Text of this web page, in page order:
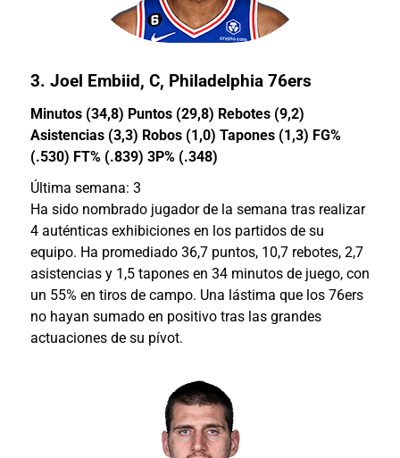
3. Joel Embiid, C, Philadelphia 76ers
Minutos (34,8) Puntos (29,8) Rebotes (9,2)
Asistencias (3,3) Robos (1,0) Tapones (1,3) FG%
(.530) FT% (.839) 3P% (.348)
Última semana: 3
Ha sido nombrado jugador de la semana tras realizar
4 auténticas exhibiciones en los partidos de su
equipo. Ha promediado 36,7 puntos, 10,7 rebotes, 2,7
asistencias y 1,5 tapones en 34 minutos de juego, con
un 55% en tiros de campo. Una lástima que los 76ers
no hayan sumado en positivo tras las grandes
actuaciones de su pívot.